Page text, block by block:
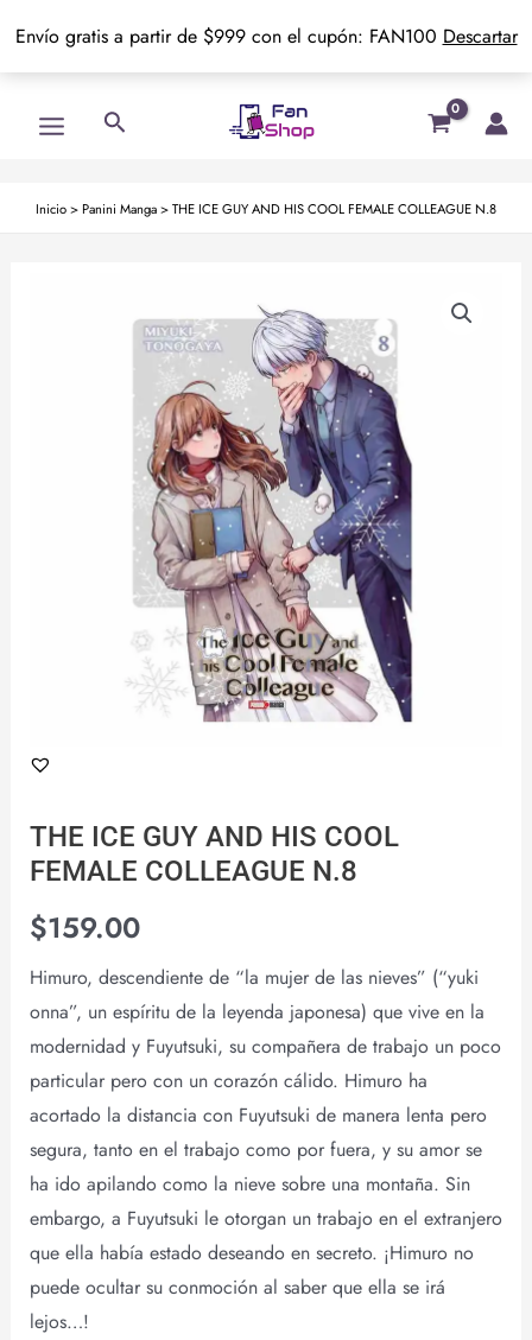
Envío gratis a partir de $999 con el cupón: FAN100 Descartar
Menu
Buscar
Inicio> Panini Manga>THE ICE GUY AND HIS COOL FEMALE COLLEAGUE N.8
THE ICE GUY AND HIS COOL
FEMALE COLLEAGUE N.8
$159.00
Himuro, descendiente de “la mujer de las nieves” (“yuki
onna”, un espíritu de la leyenda japonesa) que vive en la
modernidad y Fuyutsuki, su compañera de trabajo un poco
particular pero con un corazón cálido. Himuro ha
acortado la distancia con Fuyutsuki de manera lenta pero
segura, tanto en el trabajo como por fuera, y su amor se
ha ido apilando como la nieve sobre una montaña. Sin
embargo, a Fuyutsuki le otorgan un trabajo en el extranjero
que ella había estado deseando en secreto. ¡Himuro no
puede ocultar su conmoción al saber que ella se irá
lejos…!